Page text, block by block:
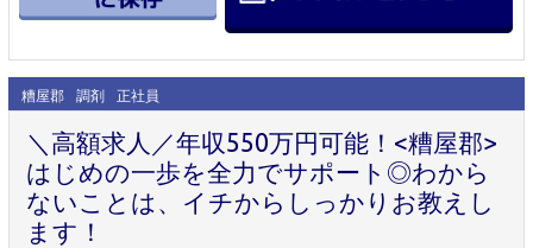
糟屋郡 調剤 正社員
＼高額求人／年収550万円可能！<糟屋郡>
はじめの一歩を全力でサポート◎わから
ないことは、イチからしっかりお教えし
ます！